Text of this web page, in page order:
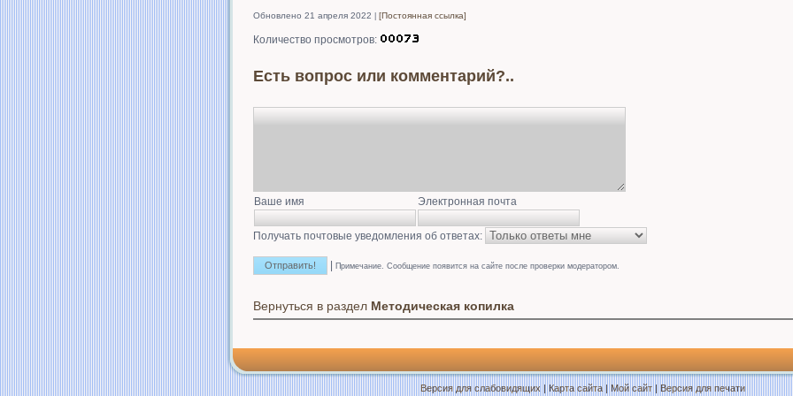
Обновлено 21 апреля 2022 [Постоянная ссылка]
Количество просмотров:
Есть вопрос или комментарий?..
Ваше имя Электронная почта
Получать почтовые уведомления об ответах:
Примечание. Сообщение появится на сайте после проверки модератором.
Вернуться в раздел Методическая копилка
Версия для слабовидящих | Карта сайта | Мой сайт | Версия для печати